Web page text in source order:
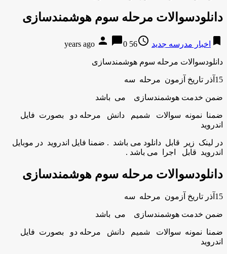
دانلودسوالات مرحله سوم هوشمندسازی
bookmark اخبار مدرسه جدید access_time
56 years ago
person chat_bubble0
دانلودسوالات مرحله سوم هوشمندسازی
15آذر تاریخ آزمون مرحله سه
ضمن خدمت هوشمندسازی می باشد
ضمنا نمونه سوالات شمیم دانش مرحله دو بصورت فایل
اندروید
در لینک زیر قابل دانلود می باشد . ضمنا فایل اندروید در موبایل
اندروید قابل اجرا می باشد .
دانلودسوالات مرحله سوم هوشمندسازی
15آذر تاریخ آزمون مرحله سه
ضمن خدمت هوشمندسازی می باشد
ضمنا نمونه سوالات شمیم دانش مرحله دو بصورت فایل
اندروید